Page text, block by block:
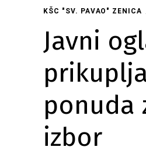
KŠC "SV. PAVAO" ZENICA
Javni
ponuda
izbor